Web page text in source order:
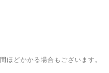
ほどかかる場合もございます。